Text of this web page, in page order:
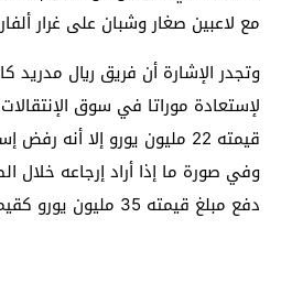
مع لاعبين صغار وشبان على غرار
وتجدر الإشارة أن فريق ريال مدريد
لإستعادة موراتا في سوق
قيمته 22 مليون يورو إلا أنه
وفي صورة ما إذا أراد إرجاعه خلال
دفع مبلغ قيمته 35 مليون يورو كقيمة جملية.